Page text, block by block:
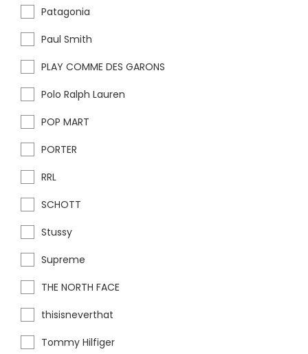
Patagonia
Paul Smith
PLAY COMME DES GARONS
Polo Ralph Lauren
POP MART
PORTER
RRL
SCHOTT
Stussy
Supreme
THE NORTH FACE
thisisneverthat
Tommy Hilfiger